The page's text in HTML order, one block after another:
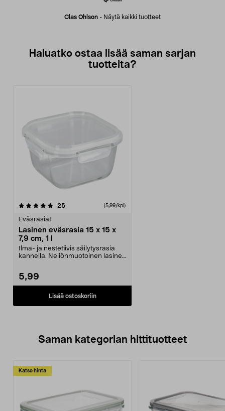
Clas Ohlson - Näytä kaikki tuotteet
Haluatko ostaa lisää saman sarjan
tuotteita?
25arvostelut (5,99/kpl)
Eväsrasiat
Lasinen eväsrasia 15 x 15 x
7,9 cm, 1 l
Ilma- ja nestetiivis säilytysrasia
kannella. Neliönmuotoinen lasinen
5,99
Lisää ostoskoriin
Saman kategorian hittituotteet
Katso hinta